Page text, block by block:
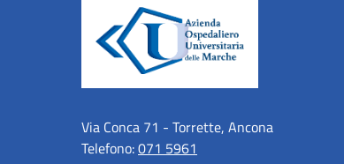
Via Conca 71 - Torrette, Ancona
Telefono:071 5961